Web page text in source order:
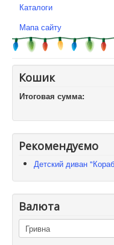
Каталоги
Мапа сайту
Кошик
Итоговая сумма:
Рекомендуємо
Детский диван
Валюта